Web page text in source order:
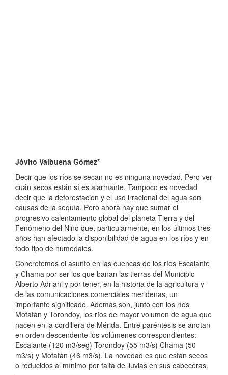
Jóvito Valbuena Gómez*
Decir que los ríos se secan no es ninguna novedad. Pero ver
cuán secos están sí es alarmante. Tampoco es novedad
decir que la deforestación y el uso irracional del agua son
causas de la sequía. Pero ahora hay que sumar el
progresivo calentamiento global del planeta Tierra y del
Fenómeno del Niño que, particularmente, en los últimos tres
años han afectado la disponibilidad de agua en los ríos y en
todo tipo de humedales.
Concretemos el asunto en las cuencas de los ríos Escalante
y Chama por ser los que bañan las tierras del Municipio
Alberto Adriani y por tener, en la historia de la agricultura y
de las comunicaciones comerciales merideñas, un
importante significado. Además son, junto con los ríos
Motatán y Torondoy, los ríos de mayor volumen de agua que
nacen en la cordillera de Mérida. Entre paréntesis se anotan
en orden descendente los volúmenes correspondientes:
Escalante (120 m3/seg) Torondoy (55 m3/s) Chama (50
m3/s) y Motatán (46 m3/s). La novedad es que están secos
o reducidos al mínimo por falta de lluvias en sus cabeceras.